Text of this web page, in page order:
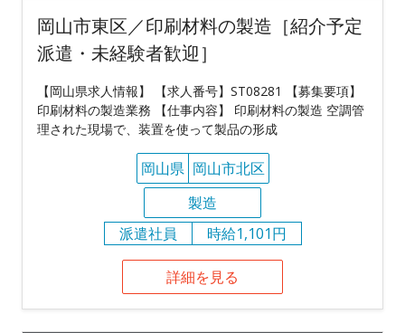
岡山市東区／印刷材料の製造［紹介予定
派遣・未経験者歓迎］
【岡山県求人情報】 【求人番号】ST08281 【募集要項】
印刷材料の製造業務 【仕事内容】 印刷材料の製造 空調管
理された現場で、装置を使って製品の形成
岡山県 岡山市北区
製造
派遣社員
時給1,101円
詳細を見る